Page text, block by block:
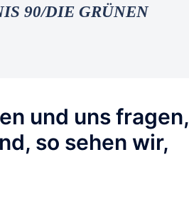
90/DIE GRÜNEN
und uns fragen,
so sehen wir,